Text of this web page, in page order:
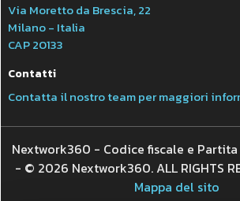
Via Moretto da Brescia, 22
Milano - Italia
CAP 20133
Contatti
Contatta il nostro team per maggiori
Nextwork360 - Codice fiscale e Partita
- © 2026 Nextwork360. ALL RIGHTS
Mappa del sito